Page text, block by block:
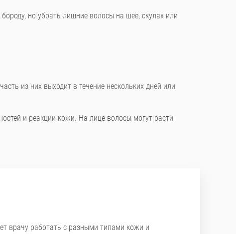
но убрать лишние волосы на шее, скулах или
из них выходит в течение нескольких дней или
и реакции кожи. На лице волосы могут расти
врачу работать с разными типами кожи и